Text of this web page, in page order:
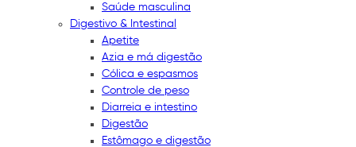
Saúde masculina
Digestivo & Intestinal
Apetite
Azia e má digestão
Cólica e espasmos
Controle de peso
Diarreia e intestino
Digestão
Estômago e digestão